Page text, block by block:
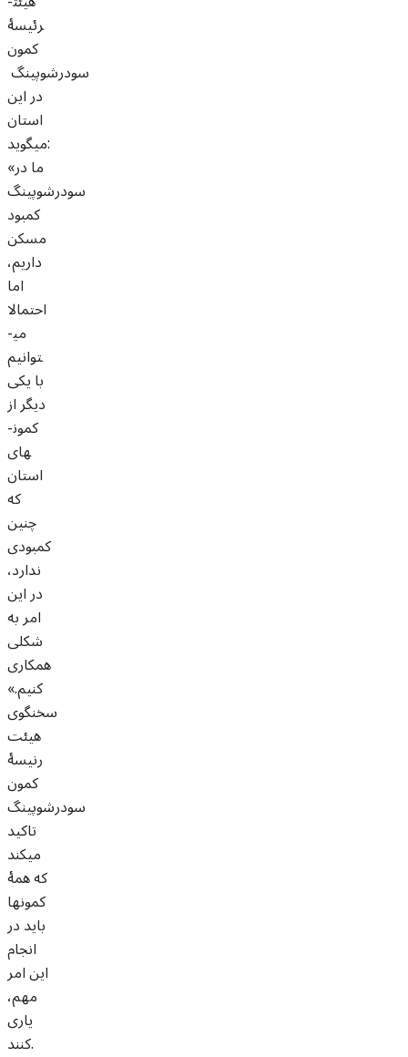
رئیسۀ
کمون
سودرشوپینگ
در این
استان
می­گوید:
«ما در
سودرشوپینگ
کمبود
مسکن
داریم،
اما
احتمالا
می­
توانیم
با یکی
دیگر از
کمون­
های
استان
که
چنین
کمبودی
ندارد،
در این
امر به
شکلی
همکاری
کنیم.»
سخنگوی
هیئت
رنیسۀ
کمون
سودرشوپینگ
تاکید
می­کند
که همۀ
کمون­ها
باید در
انجام
این امر
مهم،
یاری
کنند.